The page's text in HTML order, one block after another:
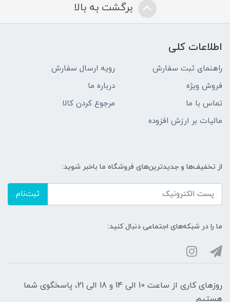
برگشت به بالا
اطلاعات کلی
راهنمای ثبت سفارش
رویه ارسال سفارش
فروش ویژه
درباره ما
تماس با ما
مرجوع کردن کالا
مالیات بر ارزش افزوده
از تخفیف‌ها و جدیدترین‌های فروشگاه ما باخبر شوید:
ثبت‌نام
ما را در شبکه‌های اجتماعی دنبال کنید:
روزهای کاری از ساعت 10 الی 14 و 18 الی 21، پاسخگوی شما
هستیم